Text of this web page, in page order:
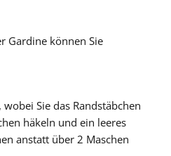
Gardine können Sie
wobei Sie das Randstäbchen
häkeln und ein leeres
anstatt über 2 Maschen